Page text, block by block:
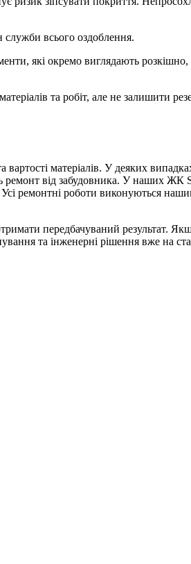
служби всього оздоблення.
які окремо виглядають
та робіт, але не залишити
матеріалів. У деяких
від забудовника. У наших ЖК
ремонтні роботи виконуються
передбачуваний результат.
та інженерні рішення вже на